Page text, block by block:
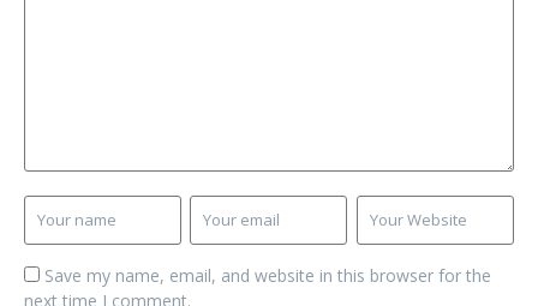
Save my name, email, and website in this browser for the
next time I comment.